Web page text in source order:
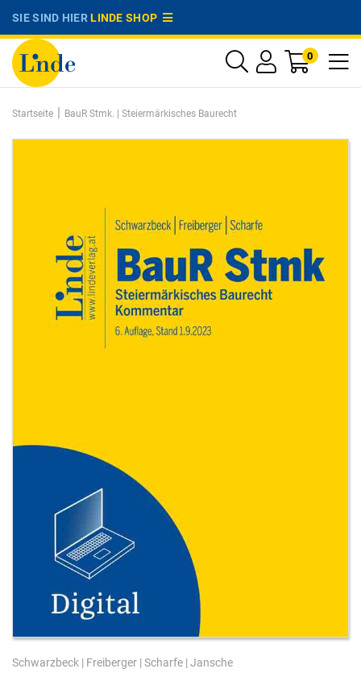
SIE SIND HIERLINDE SHOP
0
Startseite | BauR Stmk. | Steiermärkisches Baurecht
Schwarzbeck | Freiberger | Scharfe | Jansche